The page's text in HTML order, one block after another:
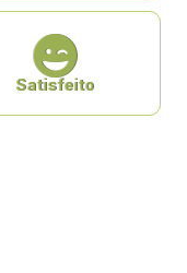
Satisfeito